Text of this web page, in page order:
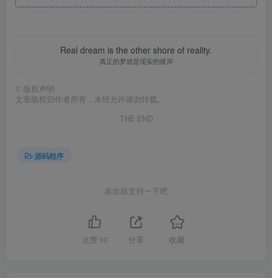
Real dream is the other shore of reality.
真正的梦就是现实的彼岸
© 版权声明
文章版权归作者所有，未经允许请勿转载。
THE END
源码程序
喜欢就支持一下吧
点赞 10 分享 收藏